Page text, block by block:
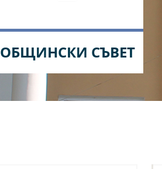
ОБЩИНСКИ СЪВЕТ